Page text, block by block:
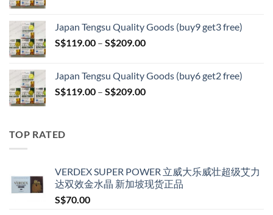
through
S$209.00
Japan Tengsu Quality Goods (buy9 get3 free)
S$119.00 – S$209.00Price
through
S$209.00
Japan Tengsu Quality Goods (buy6 get2 free)
S$119.00 – S$209.00Price
TOP RATED
VERDEX SUPER POWER 立威大乐威壮超级艾力
达双效金水晶 新加坡现货正品
S$70.00